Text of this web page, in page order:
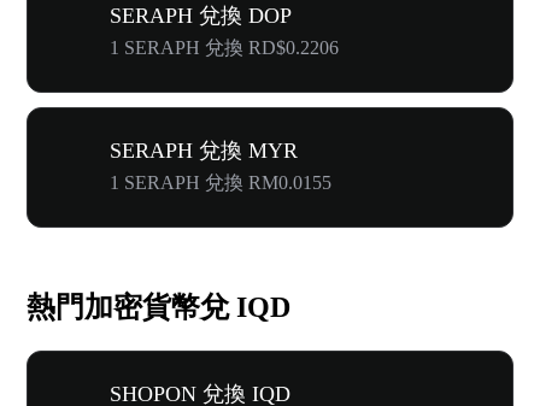
SERAPH 兌換 DOP
1 SERAPH 兌換 RD$0.2206
SERAPH 兌換 MYR
1 SERAPH 兌換 RM0.0155
熱門加密貨幣兌 IQD
SHOPON 兌換 IQD